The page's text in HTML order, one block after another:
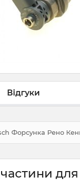
Відгуки
Форсунка Рено